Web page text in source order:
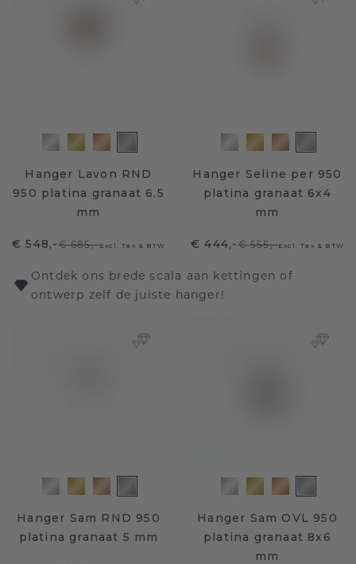
Hanger Lavon RND
950 platina granaat 6.5
mm
€ 548,-€ 685,-Excl. Tax & BTW
Hanger Seline per 950
platina granaat 6x4
mm
€ 444,-€ 555,-Excl. Tax & BTW
Ontdek ons brede scala aan kettingen of
ontwerp zelf de juiste hanger!
Hanger Sam RND 950
platina granaat 5 mm
Hanger Sam OVL 950
platina granaat 8x6
mm